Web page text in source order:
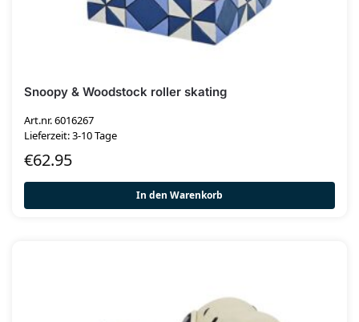
Snoopy & Woodstock roller skating
Art.nr. 6016267
Lieferzeit: 3-10 Tage
€62.95
In den Warenkorb